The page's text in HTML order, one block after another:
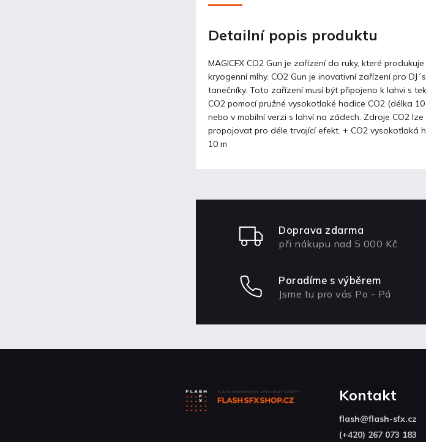
Detailní popis produktu
MAGICFX CO2 Gun je zařízení do ruky, které
kryogenní mlhy. CO2 Gun je inovativní zařízení pro
tanečníky. Toto zařízení musí být připojeno k lahvi s
CO2 pomocí pružné vysokotlaké hadice CO2 (délka 10
nebo v mobilní verzi s lahví na zádech. Zdroje CO2 lze
propojovat pro déle trvající efekt. + CO2 vysokotlaká
10 m
Doprava zdarma
při nákupu nad 5 000 Kč
Poradíme s výběrem
Jsme tu pro vás Po - Pá
Kontakt
flash@flash-sfx.cz
(+420) 267 073 183